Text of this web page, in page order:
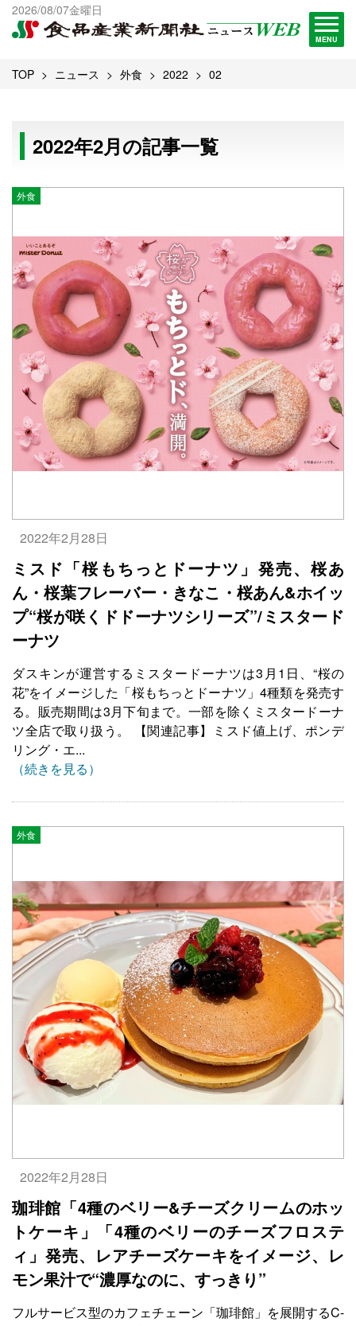
2026/08/07金曜日
MENU
出版物一覧へ
試読・購読申し込み
TOP ニュース 外食 2022 02
2022年2月の記事一覧
外食
2022年2月28日
ミスド「桜もちっとドーナツ」発売、桜あ
ん・桜葉フレーバー・きなこ・桜あん&ホイッ
プ“桜が咲くドドーナツシリーズ”/ミスタード
ーナツ
ダスキンが運営するミスタードーナツは3月1日、“桜の
花”をイメージした「桜もちっとドーナツ」4種類を発売す
る。販売期間は3月下旬まで。一部を除くミスタードーナ
ツ全店で取り扱う。 【関連記事】ミスド値上げ、ポンデ
リング・エ...
（続きを見る）
外食
2022年2月28日
珈琲館「4種のベリー&チーズクリームのホッ
トケーキ」「4種のベリーのチーズフロステ
ィ」発売、レアチーズケーキをイメージ、レ
モン果汁で“濃厚なのに、すっきり”
フルサービス型のカフェチェーン「珈琲館」を展開するC-